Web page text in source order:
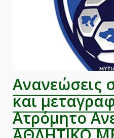
Ανανεώσεις
και
Ατρόμητο